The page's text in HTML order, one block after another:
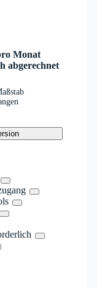
Monat
abgerechnet